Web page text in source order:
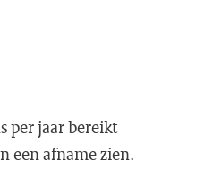
per jaar bereikt
een afname zien.